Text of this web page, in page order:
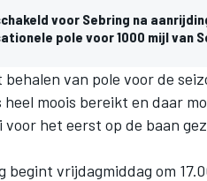
voor Sebring na
pole voor 1000 mijl van
van pole voor de
moois bereikt en daar
het eerst op de baan
begint vrijdagmiddag om